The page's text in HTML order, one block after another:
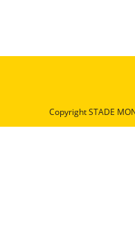
Copyright STADE